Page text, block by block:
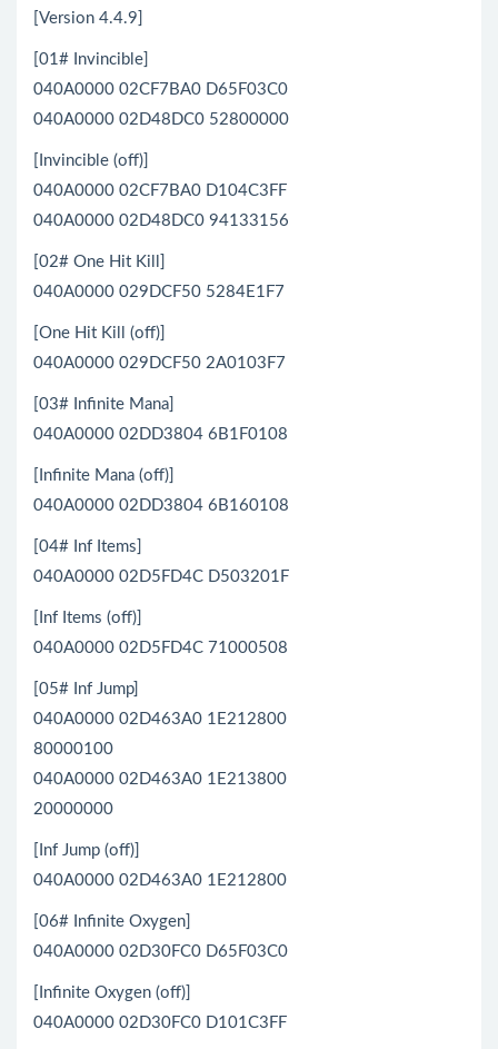
[Version 4.4.9]
[01# Invincible]
040A0000 02CF7BA0 D65F03C0
040A0000 02D48DC0 52800000
[Invincible (off)]
040A0000 02CF7BA0 D104C3FF
040A0000 02D48DC0 94133156
[02# One Hit Kill]
040A0000 029DCF50 5284E1F7
[One Hit Kill (off)]
040A0000 029DCF50 2A0103F7
[03# Infinite Mana]
040A0000 02DD3804 6B1F0108
[Infinite Mana (off)]
040A0000 02DD3804 6B160108
[04# Inf Items]
040A0000 02D5FD4C D503201F
[Inf Items (off)]
040A0000 02D5FD4C 71000508
[05# Inf Jump]
040A0000 02D463A0 1E212800
80000100
040A0000 02D463A0 1E213800
20000000
[Inf Jump (off)]
040A0000 02D463A0 1E212800
[06# Infinite Oxygen]
040A0000 02D30FC0 D65F03C0
[Infinite Oxygen (off)]
040A0000 02D30FC0 D101C3FF